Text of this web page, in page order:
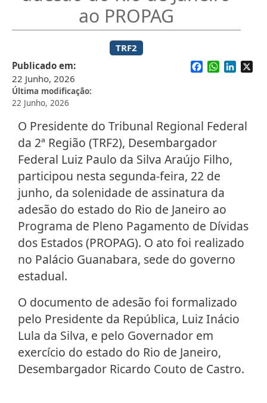
ao PROPAG
TRF2
Publicado em
22 Junho, 2026
Última modificação
22 Junho, 2026
Facebook
WhatsApp
O Presidente do Tribunal Regional Federal
da 2ª Região (TRF2), Desembargador
Federal Luiz Paulo da Silva Araújo Filho,
participou nesta segunda-feira, 22 de
junho, da solenidade de assinatura da
adesão do estado do Rio de Janeiro ao
Programa de Pleno Pagamento de Dívidas
dos Estados (PROPAG). O ato foi realizado
no Palácio Guanabara, sede do governo
estadual.
O documento de adesão foi formalizado
pelo Presidente da República, Luiz Inácio
Lula da Silva, e pelo Governador em
exercício do estado do Rio de Janeiro,
Desembargador Ricardo Couto de Castro.